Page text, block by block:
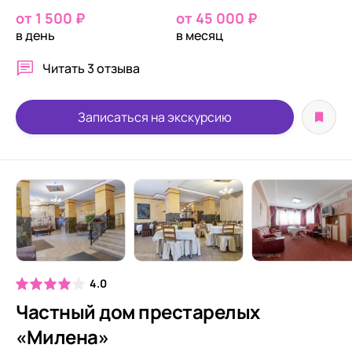
от 1 500 ₽
в день
от 45 000 ₽
в месяц
Читать3 отзыва
Записаться на экскурсию
4.0
Частный дом престарелых
«Милена»